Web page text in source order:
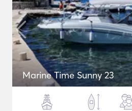
Marine Time Sunny 23